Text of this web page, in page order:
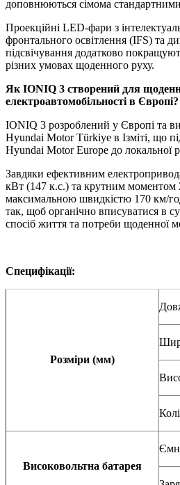
доповнюються сімома
Проекційні LED-фари з
фронтального освітлення (IFS) та
підсвічування додатково
різних умовах щоденного руху.
Як IONIQ 3 створений для
електроавтомобільності в Європі?
IONIQ 3 розроблений у Європі та
Hyundai Motor Türkiye в Ізміті, що
Hyundai Motor Europe до локальної
Завдяки ефективним
кВт (147 к.с.) та крутним моментом
максимальною швидкістю 170 км/
так, щоб органічно вписуватися в
спосіб життя та потреби щоденної
Специфікації:
Розміри (мм)
Високовольтна батарея